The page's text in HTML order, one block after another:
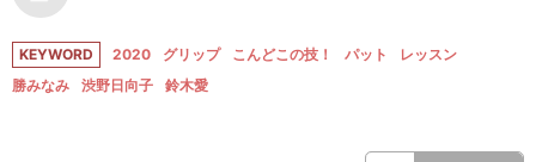
KEYWORD 2020 グリップ こんどこの技！ パット
レッスン
勝みなみ
渋野日向子 鈴木愛